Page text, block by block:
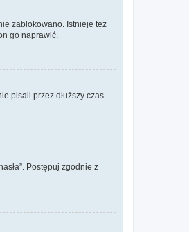
zablokowano. Istnieje też
go naprawić.
pisali przez dłuższy czas.
Postępuj zgodnie z